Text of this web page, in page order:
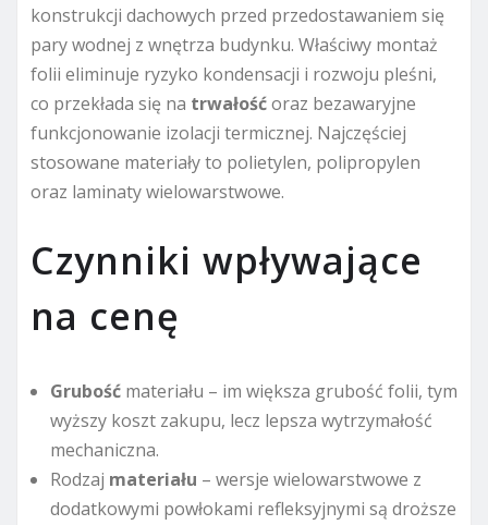
konstrukcji dachowych przed przedostawaniem się
pary wodnej z wnętrza budynku. Właściwy montaż
folii eliminuje ryzyko kondensacji i rozwoju pleśni,
co przekłada się na trwałośćoraz bezawaryjne
funkcjonowanie izolacji termicznej. Najczęściej
stosowane materiały to polietylen, polipropylen
oraz laminaty wielowarstwowe.
Czynniki wpływające
na cenę
Grubość materiału – im większa grubość folii, tym
wyższy koszt zakupu, lecz lepsza wytrzymałość
mechaniczna.
Rodzaj materiału – wersje wielowarstwowe z
dodatkowymi powłokami refleksyjnymi są droższe